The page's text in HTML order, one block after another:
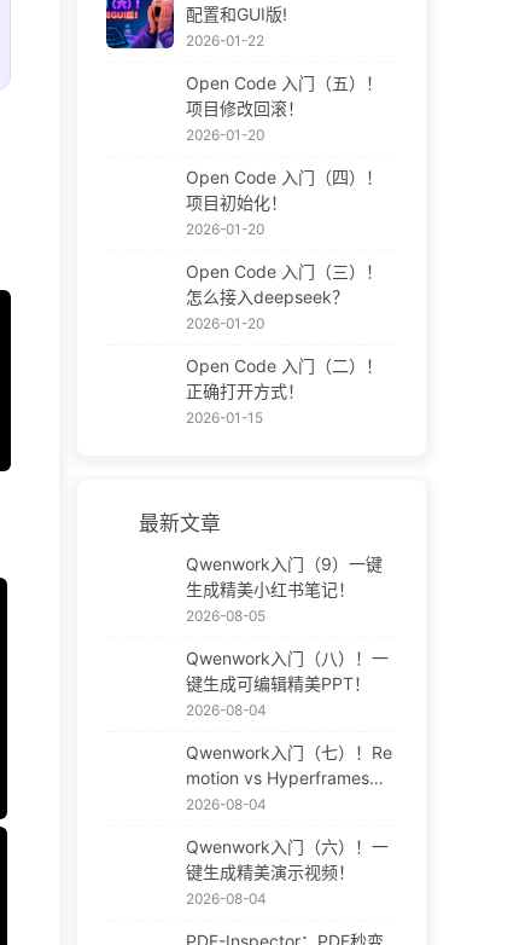
配置和GUI版!
2026-01-22
Open Code 入门（五）！
项目修改回滚！
2026-01-20
Open Code 入门（四）！
项目初始化！
2026-01-20
Open Code 入门（三）！
怎么接入deepseek？
2026-01-20
Open Code 入门（二）！
正确打开方式！
2026-01-15
最新文章
Qwenwork入门（9）一键
生成精美小红书笔记！
2026-08-05
Qwenwork入门（八）！一
键生成可编辑精美PPT！
2026-08-04
Qwenwork入门（七）！Re
motion vs Hyperframes！A
I视频神器！
2026-08-04
Qwenwork入门（六）！一
键生成精美演示视频！
2026-08-04
PDF-Inspector：PDF秒变